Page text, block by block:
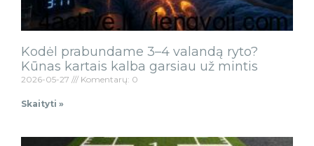
Kodėl prabundame 3–4 valandą ryto?
Kūnas kartais kalba garsiau už mintis
2026-05-27 Komentarų: 0
Skaityti »